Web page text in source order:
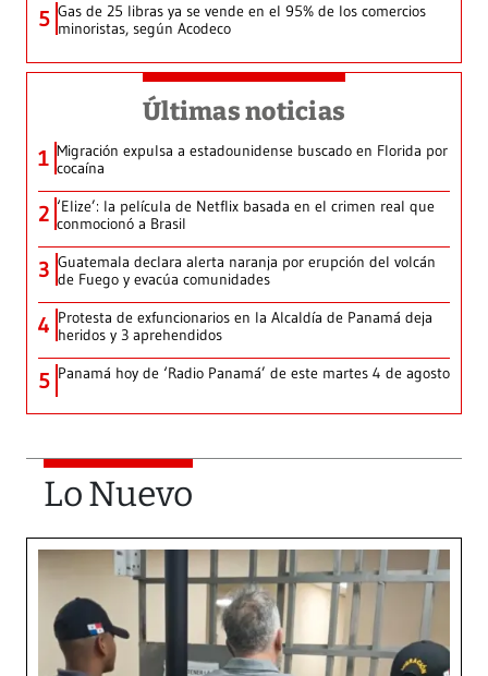
5 Gas de 25 libras ya se vende en el 95% de los comercios
minoristas, según Acodeco
Últimas noticias
1 Migración expulsa a estadounidense buscado en Florida por
cocaína
2 ‘Elize’: la película de Netflix basada en el crimen real que
conmocionó a Brasil
3 Guatemala declara alerta naranja por erupción del volcán
de Fuego y evacúa comunidades
4 Protesta de exfuncionarios en la Alcaldía de Panamá deja
heridos y 3 aprehendidos
5 Panamá hoy de ‘Radio Panamá’ de este martes 4 de agosto
Lo Nuevo